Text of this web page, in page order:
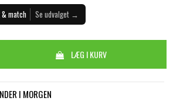
match Se udvalget →
LÆG I KURV
I MORGEN